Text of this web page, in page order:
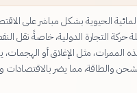
الحيوية بشكل مباشر على
حركة التجارة الدولية، خاصةً نقل
الممرات، مثل الإغلاق أو الهجمات،
الشحن والطاقة، مما يضر